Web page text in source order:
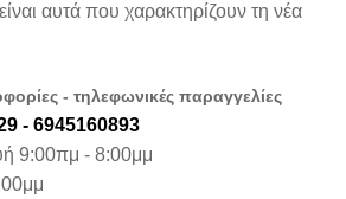
αυτά που χαρακτηρίζουν τη νέα
- τηλεφωνικές παραγγελίες
- 6945160893
9:00πμ - 8:00μμ